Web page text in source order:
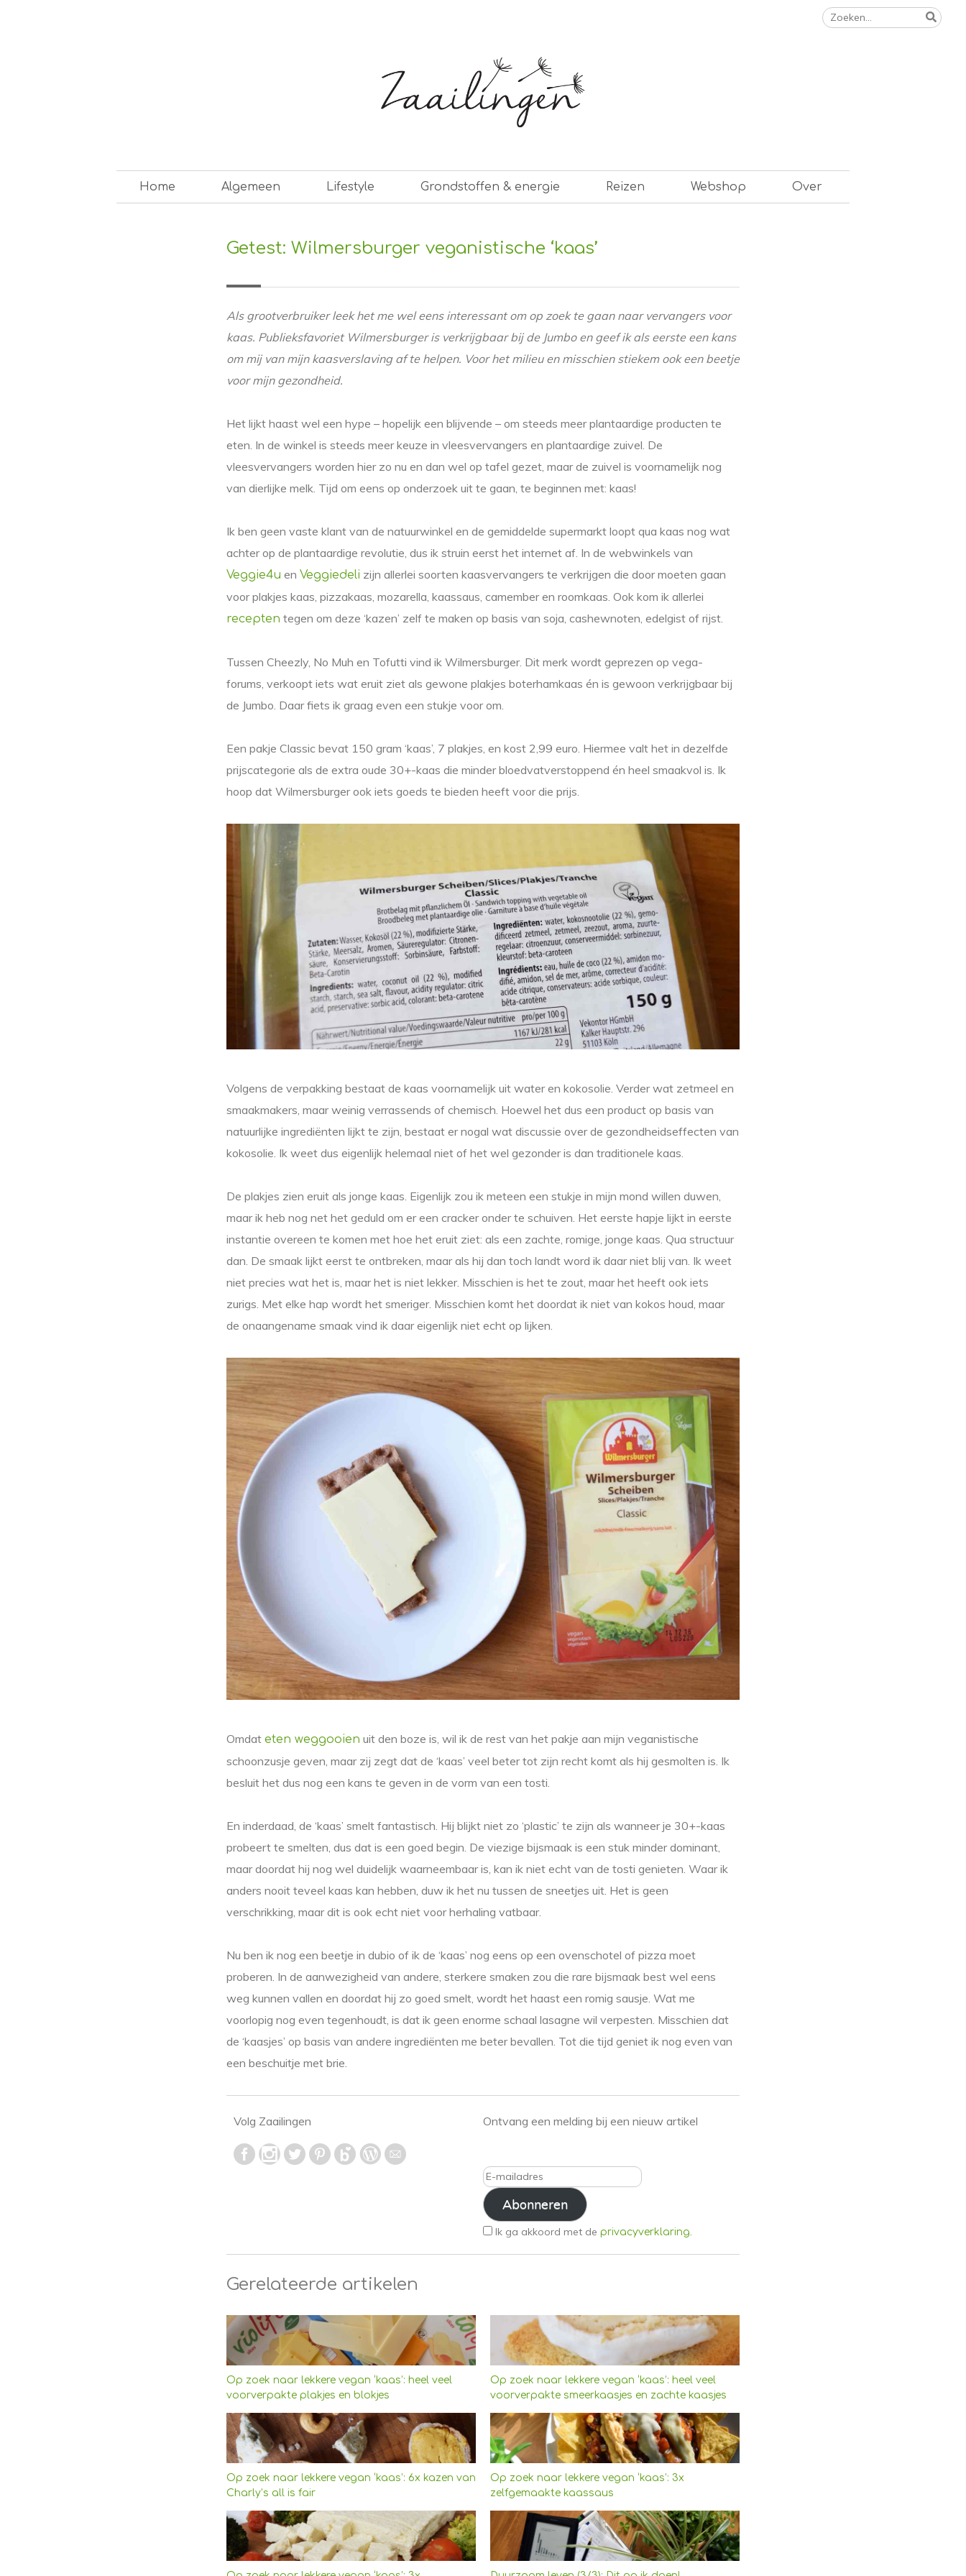
Zoeken
naar:
Home Algemeen Lifestyle Grondstoffen & energie Reizen Webshop Over
Getest: Wilmersburger veganistische ‘kaas’
Als grootverbruiker leek het me wel eens interessant om op zoek te gaan naar vervangers voor
kaas. Publieksfavoriet Wilmersburger is verkrijgbaar bij de Jumbo en geef ik als eerste een kans
om mij van mijn kaasverslaving af te helpen. Voor het milieu en misschien stiekem ook een beetje
voor mijn gezondheid.
Het lijkt haast wel een hype – hopelijk een blijvende – om steeds meer plantaardige producten te
eten. In de winkel is steeds meer keuze in vleesvervangers en plantaardige zuivel. De
vleesvervangers worden hier zo nu en dan wel op tafel gezet, maar de zuivel is voornamelijk nog
van dierlijke melk. Tijd om eens op onderzoek uit te gaan, te beginnen met: kaas!
Ik ben geen vaste klant van de natuurwinkel en de gemiddelde supermarkt loopt qua kaas nog wat
achter op de plantaardige revolutie, dus ik struin eerst het internet af. In de webwinkels van
Veggie4u en Veggiedeli zijn allerlei soorten kaasvervangers te verkrijgen die door moeten gaan
voor plakjes kaas, pizzakaas, mozarella, kaassaus, camember en roomkaas. Ook kom ik allerlei
recepten tegen om deze ‘kazen’ zelf te maken op basis van soja, cashewnoten, edelgist of rijst.
Tussen Cheezly, No Muh en Tofutti vind ik Wilmersburger. Dit merk wordt geprezen op vega-
forums, verkoopt iets wat eruit ziet als gewone plakjes boterhamkaas én is gewoon verkrijgbaar bij
de Jumbo. Daar fiets ik graag even een stukje voor om.
Een pakje Classic bevat 150 gram ‘kaas’, 7 plakjes, en kost 2,99 euro. Hiermee valt het in dezelfde
prijscategorie als de extra oude 30+-kaas die minder bloedvatverstoppend én heel smaakvol is. Ik
hoop dat Wilmersburger ook iets goeds te bieden heeft voor die prijs.
Volgens de verpakking bestaat de kaas voornamelijk uit water en kokosolie. Verder wat zetmeel en
smaakmakers, maar weinig verrassends of chemisch. Hoewel het dus een product op basis van
natuurlijke ingrediënten lijkt te zijn, bestaat er nogal wat discussie over de gezondheidseffecten van
kokosolie. Ik weet dus eigenlijk helemaal niet of het wel gezonder is dan traditionele kaas.
De plakjes zien eruit als jonge kaas. Eigenlijk zou ik meteen een stukje in mijn mond willen duwen,
maar ik heb nog net het geduld om er een cracker onder te schuiven. Het eerste hapje lijkt in eerste
instantie overeen te komen met hoe het eruit ziet: als een zachte, romige, jonge kaas. Qua structuur
dan. De smaak lijkt eerst te ontbreken, maar als hij dan toch landt word ik daar niet blij van. Ik weet
niet precies wat het is, maar het is niet lekker. Misschien is het te zout, maar het heeft ook iets
zurigs. Met elke hap wordt het smeriger. Misschien komt het doordat ik niet van kokos houd, maar
de onaangename smaak vind ik daar eigenlijk niet echt op lijken.
Omdat eten weggooien uit den boze is, wil ik de rest van het pakje aan mijn veganistische
schoonzusje geven, maar zij zegt dat de ‘kaas’ veel beter tot zijn recht komt als hij gesmolten is. Ik
besluit het dus nog een kans te geven in de vorm van een tosti.
En inderdaad, de ‘kaas’ smelt fantastisch. Hij blijkt niet zo ‘plastic’ te zijn als wanneer je 30+-kaas
probeert te smelten, dus dat is een goed begin. De viezige bijsmaak is een stuk minder dominant,
maar doordat hij nog wel duidelijk waarneembaar is, kan ik niet echt van de tosti genieten. Waar ik
anders nooit teveel kaas kan hebben, duw ik het nu tussen de sneetjes uit. Het is geen
verschrikking, maar dit is ook echt niet voor herhaling vatbaar.
Nu ben ik nog een beetje in dubio of ik de ‘kaas’ nog eens op een ovenschotel of pizza moet
proberen. In de aanwezigheid van andere, sterkere smaken zou die rare bijsmaak best wel eens
weg kunnen vallen en doordat hij zo goed smelt, wordt het haast een romig sausje. Wat me
voorlopig nog even tegenhoudt, is dat ik geen enorme schaal lasagne wil verpesten. Misschien dat
de ‘kaasjes’ op basis van andere ingrediënten me beter bevallen. Tot die tijd geniet ik nog even van
een beschuitje met brie.
Volg Zaailingen Ontvang een melding bij een nieuw artikel
E-
mailadresAbonneren
Ik ga akkoord met de privacyverklaring.
Gerelateerde artikelen
Op zoek naar lekkere vegan ‘kaas’: heel veel
voorverpakte plakjes en blokjes
Op zoek naar lekkere vegan ‘kaas’: heel veel
voorverpakte smeerkaasjes en zachte kaasjes
Op zoek naar lekkere vegan ‘kaas’: 6x kazen van
Charly’s all is fair
Op zoek naar lekkere vegan ‘kaas’: 3x
zelfgemaakte kaassaus